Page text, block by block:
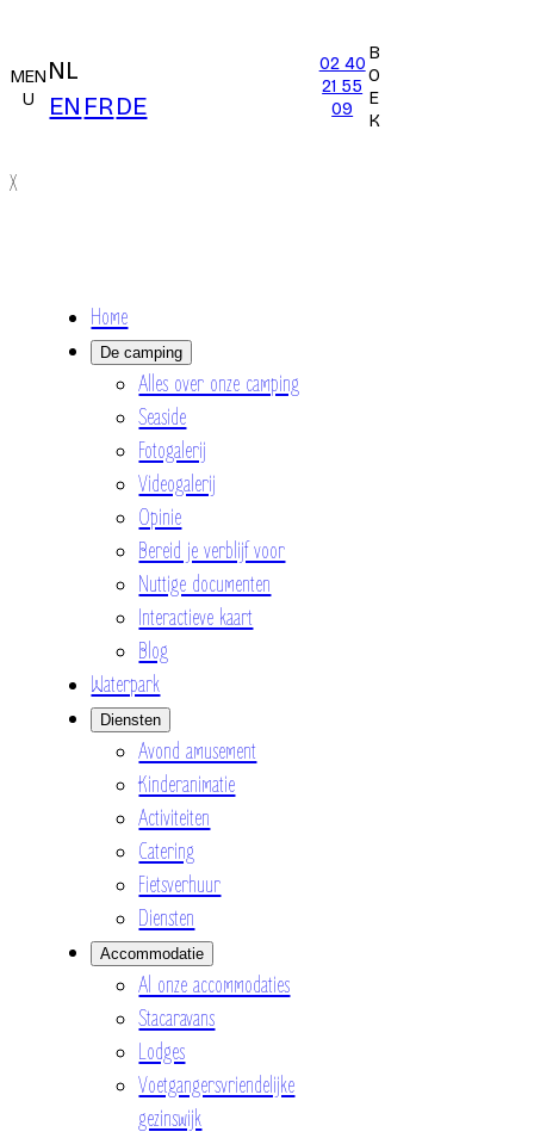
MEN
U
NL
EN FRDE
02 40
21 55
09
B
O
E
K
X
Home
De camping
Alles over onze camping
Seaside
Fotogalerij
Videogalerij
Opinie
Bereid je verblijf voor
Nuttige documenten
Interactieve kaart
Blog
Waterpark
Diensten
Avond amusement
Kinderanimatie
Activiteiten
Catering
Fietsverhuur
Diensten
Accommodatie
Al onze accommodaties
Stacaravans
Lodges
Voetgangersvriendelijke
gezinswijk